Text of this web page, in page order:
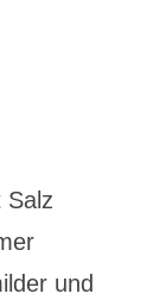
Salz
und